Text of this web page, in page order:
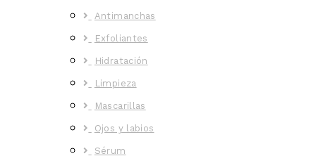
Antimanchas
Exfoliantes
Hidratación
Limpieza
Mascarillas
Ojos y labios
Sérum